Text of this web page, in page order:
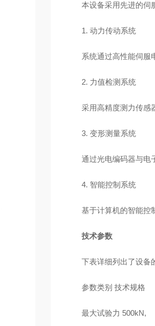
本设备采用先进的伺
1. 动力传动系统
系统通过高性能伺服
2. 力值检测系统
采用高精度测力传感
3. 变形测量系统
通过光电编码器与电
4. 智能控制系统
基于计算机的智能控
技术参数
下表详细列出了设备
参数类别 技术规格
最大试验力 500kN,